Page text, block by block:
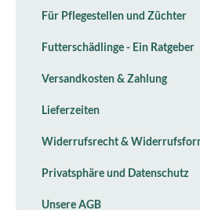
Für Pflegestellen und Züchter
Futterschädlinge - Ein Ratgeber
Versandkosten & Zahlung
Lieferzeiten
Widerrufsrecht &
Privatsphäre und Datenschutz
Unsere AGB